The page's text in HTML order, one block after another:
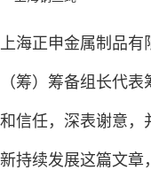
上海正申金属制品
（筹）筹备组长代
和信任，深表谢意，
新持续发展这篇文